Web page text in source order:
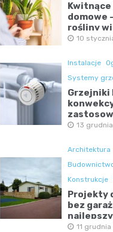
domowe
rośliny
zdjęciami
10
Instalacje
Systemy
Grzejniki
13
Architektura
Konstrukcje
Projekty
bez
11